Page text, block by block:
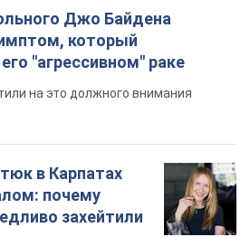
Джо Байдена
который
"агрессивном" раке
на это должного внимания
в Карпатах
почему
захейтили